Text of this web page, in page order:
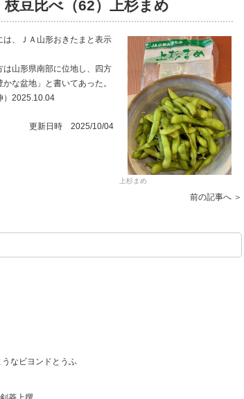
豆比べ（62）上杉まめ
上杉まめ
、ＪＡ山形おきたまと表示
山形県南部に位地し、四方
な盆地」と書いてあった。
）2025.10.04
更新日時 2025/10/04
前の記事へ ＞
なビヨンドとうふ